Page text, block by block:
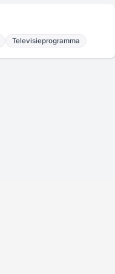
Televisieprogramma